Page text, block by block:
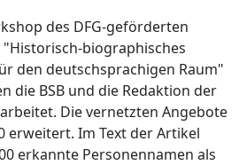
des DFG-geförderten
biographisches
den deutschsprachigen Raum"
die BSB und die Redaktion der
Die vernetzten Angebote
erweitert. Im Text der Artikel
erkannte Personennamen als